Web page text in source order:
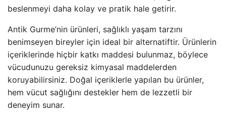
beslenmeyi daha kolay ve pratik hale getirir.
Antik Gurme’nin ürünleri, sağlıklı yaşam tarzını
benimseyen bireyler için ideal bir alternatiftir. Ürünlerin
içeriklerinde hiçbir katkı maddesi bulunmaz, böylece
vücudunuzu gereksiz kimyasal maddelerden
koruyabilirsiniz. Doğal içeriklerle yapılan bu ürünler,
hem vücut sağlığını destekler hem de lezzetli bir
deneyim sunar.